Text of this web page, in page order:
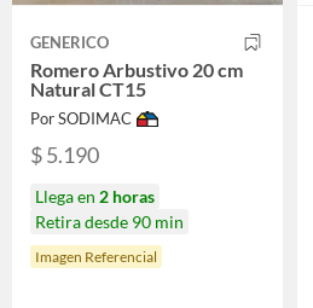
GENERICO
Romero Arbustivo 20 cm
Natural CT15
Por SODIMAC
$ 5.190
Llega en 2 horas
Retira desde 90 min
Imagen Referencial